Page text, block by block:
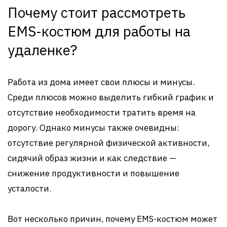
Почему стоит рассмотреть
EMS-костюм для работы на
удаленке?
Работа из дома имеет свои плюсы и минусы.
Среди плюсов можно выделить гибкий график и
отсутствие необходимости тратить время на
дорогу. Однако минусы также очевидны:
отсутствие регулярной физической активности,
сидячий образ жизни и как следствие —
снижение продуктивности и повышение
усталости.
Вот несколько причин, почему EMS-костюм может